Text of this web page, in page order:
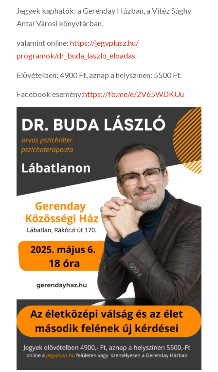
Jegyek kaphatók: a Gerenday Házban, a Vitéz Sághy
Antal Városi könyvtárban,
valamint online: https://jegyplusz.hu/
programok/dr_buda_laszlo_ eloadas
Elővételben: 4900 Ft, aznap a helyszínen: 5500 Ft.
Facebook esemény:https://fb.me/e/2V65WDKUu